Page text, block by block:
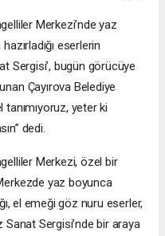
Merkezi’nde yaz
eserlerin
Sergisi’, bugün görücüye
Çayırova Belediye
tanımıyoruz, yeter ki
dedi.
Merkezi, özel bir
yaz boyunca
el emeği göz nuru eserler,
Sanat Sergisi’nde bir araya